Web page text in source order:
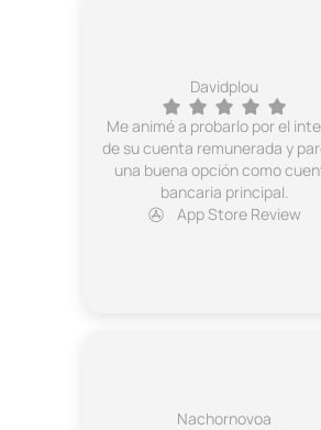
Davidplou
Me animé a probarlo por el
de su cuenta remunerada y
una buena opción como
bancaria principal.
App Store Review
Nachornovoa